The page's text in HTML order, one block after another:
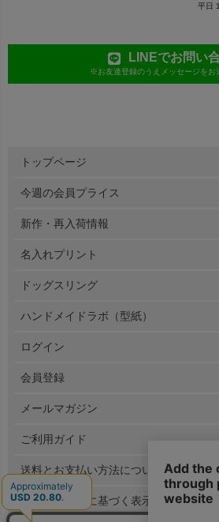
平日
LINEでお問い
※お友達登録のうえメッセージをお
トップページ
今週の会員プライス
新作・再入荷情報
名入れプリント
ドッグスリング
ハンドメイドラボ（型紙）
ログイン
会員登録
メールマガジン
ご利用ガイド
送料とお支払い方法について
特定商取引法に基づく表示